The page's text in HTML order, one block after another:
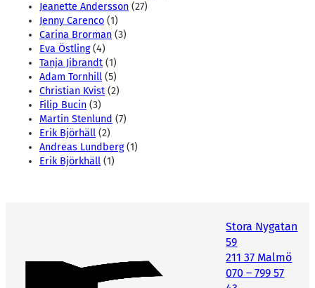
Jeanette Andersson (27)
Jenny Carenco (1)
Carina Brorman (3)
Eva Östling(4)
Tanja Jibrandt (1)
Adam Tornhill (5)
Christian Kvist (2)
Filip Bucin (3)
Martin Stenlund (7)
Erik Björhäll (2)
Andreas Lundberg(1)
Erik Björkhäll (1)
Stora Nygatan
59
211 37 Malmö
070 – 799 57